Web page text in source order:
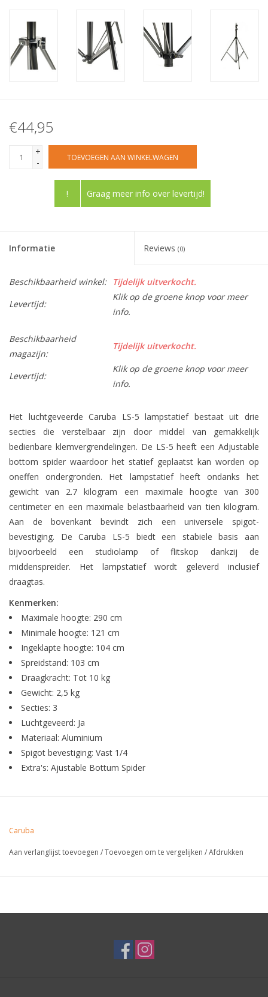
€44,95
+
-
TOEVOEGEN AAN WINKELWAGEN
! Graag meer info over levertijd!
Informatie Reviews (0)
Beschikbaarheid winkel:
Tijdelijk uitverkocht.
Levertijd:
Klik op de groene knop voor meer
info.
Beschikbaarheid
magazijn:
Tijdelijk uitverkocht.
Levertijd:
Klik op de groene knop voor meer
info.
Het luchtgeveerde Caruba LS-5 lampstatief bestaat uit drie
secties die verstelbaar zijn door middel van gemakkelijk
bedienbare klemvergrendelingen. De LS-5 heeft een Adjustable
bottom spider waardoor het statief geplaatst kan worden op
oneffen ondergronden. Het lampstatief heeft ondanks het
gewicht van 2.7 kilogram een maximale hoogte van 300
centimeter en een maximale belastbaarheid van tien kilogram.
Aan de bovenkant bevindt zich een universele spigot-
bevestiging. De Caruba LS-5 biedt een stabiele basis aan
bijvoorbeeld een studiolamp of flitskop dankzij de
middenspreider. Het lampstatief wordt geleverd inclusief
draagtas.
Kenmerken:
Maximale hoogte: 290 cm
Minimale hoogte: 121 cm
Ingeklapte hoogte: 104 cm
Spreidstand: 103 cm
Draagkracht: Tot 10 kg
Gewicht: 2,5 kg
Secties: 3
Luchtgeveerd: Ja
Materiaal: Aluminium
Spigot bevestiging: Vast 1/4
Extra's: Ajustable Bottum Spider
Caruba
Aan verlanglijst toevoegen /Toevoegen om te vergelijken /Afdrukken